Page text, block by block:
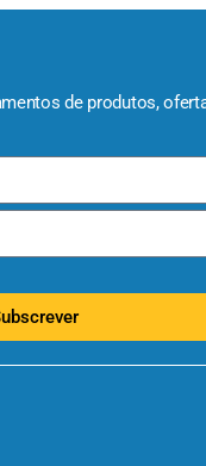
de produtos,